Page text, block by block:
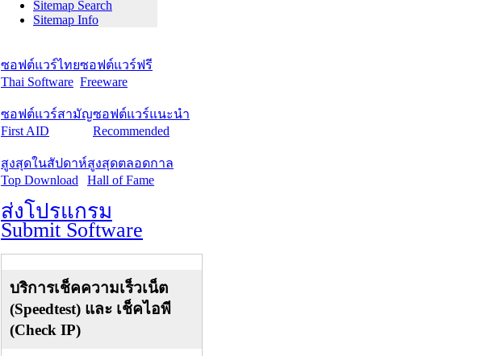
Sitemap Search
Sitemap Info
ซอฟต์แวร์ไทย
Thai Software
ซอฟต์แวร์ฟรี
Freeware
ซอฟต์แวร์สามัญ
First AID
ซอฟต์แวร์แนะนำ
Recommended
สูงสุดในสัปดาห์
Top Download
สูงสุดตลอดกาล
Hall of Fame
ส่งโปรแกรม
Submit Software
บริการเช็คความเร็วเน็ต
(Speedtest) และ เช็คไอพี
(Check IP)